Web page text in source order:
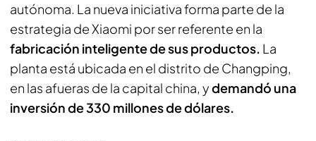
autónoma. La nueva iniciativa forma parte de la
estrategia de Xiaomi por ser referente en la
fabricación inteligente de sus productos. La
planta está ubicada en el distrito de Changping,
en las afueras de la capital china, ydemandó una
inversión de 330 millones de dólares.